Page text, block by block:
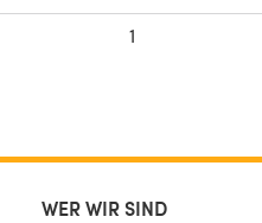
1
WER WIR SIND